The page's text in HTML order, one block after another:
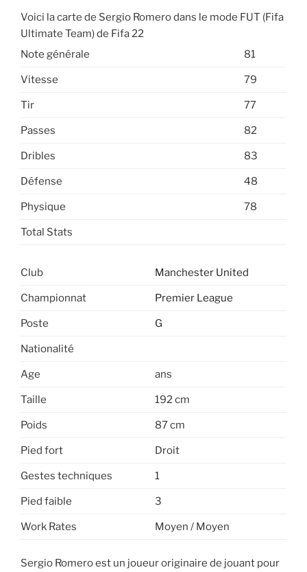
Voici la carte de Sergio Romero dans le mode FUT (Fifa
Ultimate Team) de Fifa 22
Note générale
81
Vitesse 79
Tir 77
Passes 82
Dribles 83
Défense 48
Physique 78
Total Stats
Club Manchester United
Championnat Premier League
Poste G
Nationalité
Age ans
Taille 192 cm
Poids 87 cm
Pied fort Droit
Gestes techniques 1
Pied faible 3
Work Rates Moyen / Moyen
Sergio Romero est un joueur originaire de jouant pour